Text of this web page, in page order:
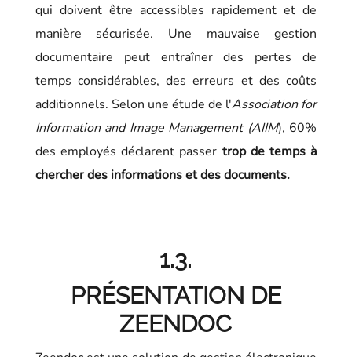
qui doivent être accessibles rapidement et de
manière sécurisée. Une mauvaise gestion
documentaire peut entraîner des pertes de
temps considérables, des erreurs et des coûts
additionnels. Selon une étude de l'Association for
Information and Image Management (AIIM), 60%
des employés déclarent passer trop de temps à
chercher des informations et des documents.
1.3.
PRÉSENTATION DE
ZEENDOC